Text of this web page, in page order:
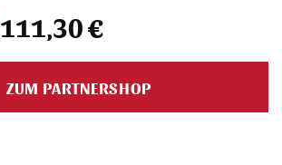
Ursprünglicher
Preis
war:
119,90 €
111,30€Aktueller
ist:
111,30 €.
ZUM PARTNERSHOP